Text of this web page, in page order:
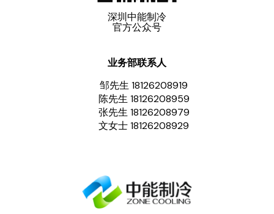
深圳中能制冷
官方公众号
业务部联系人
邹先生 18126208919
陈先生 18126208959
张先生 18126208979
文女士 18126208929